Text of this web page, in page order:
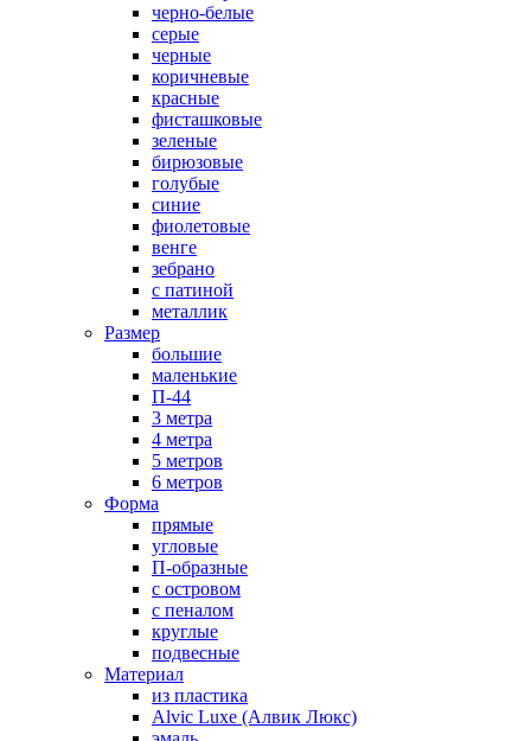
черно-белые
серые
черные
коричневые
красные
фисташковые
зеленые
бирюзовые
голубые
синие
фиолетовые
венге
зебрано
с патиной
металлик
Размер
большие
маленькие
П-44
3 метра
4 метра
5 метров
6 метров
Форма
прямые
угловые
П-образные
с островом
с пеналом
круглые
подвесные
Материал
из пластика
Alvic Luxe (Алвик Люкс)